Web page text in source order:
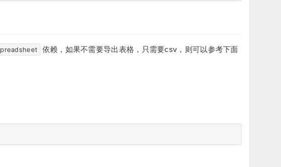
依赖，如果不需要导出表格，只需要csv，则可以参考下面